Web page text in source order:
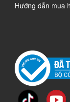
Hướng dẫn mua